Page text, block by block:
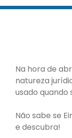
Na hora de
natureza
usado quando
Não sabe se
e descubra!